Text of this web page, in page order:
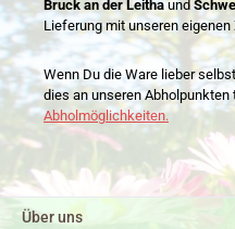
Bruck an der Leithaund
Lieferung mit unseren
Wenn Du die Ware lieber
dies an unseren Abholpunkten
Abholmöglichkeiten.
Über uns